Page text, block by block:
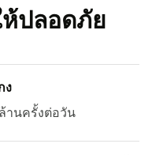
ห้ปลอดภัย
ง
านครั้งต่อวัน